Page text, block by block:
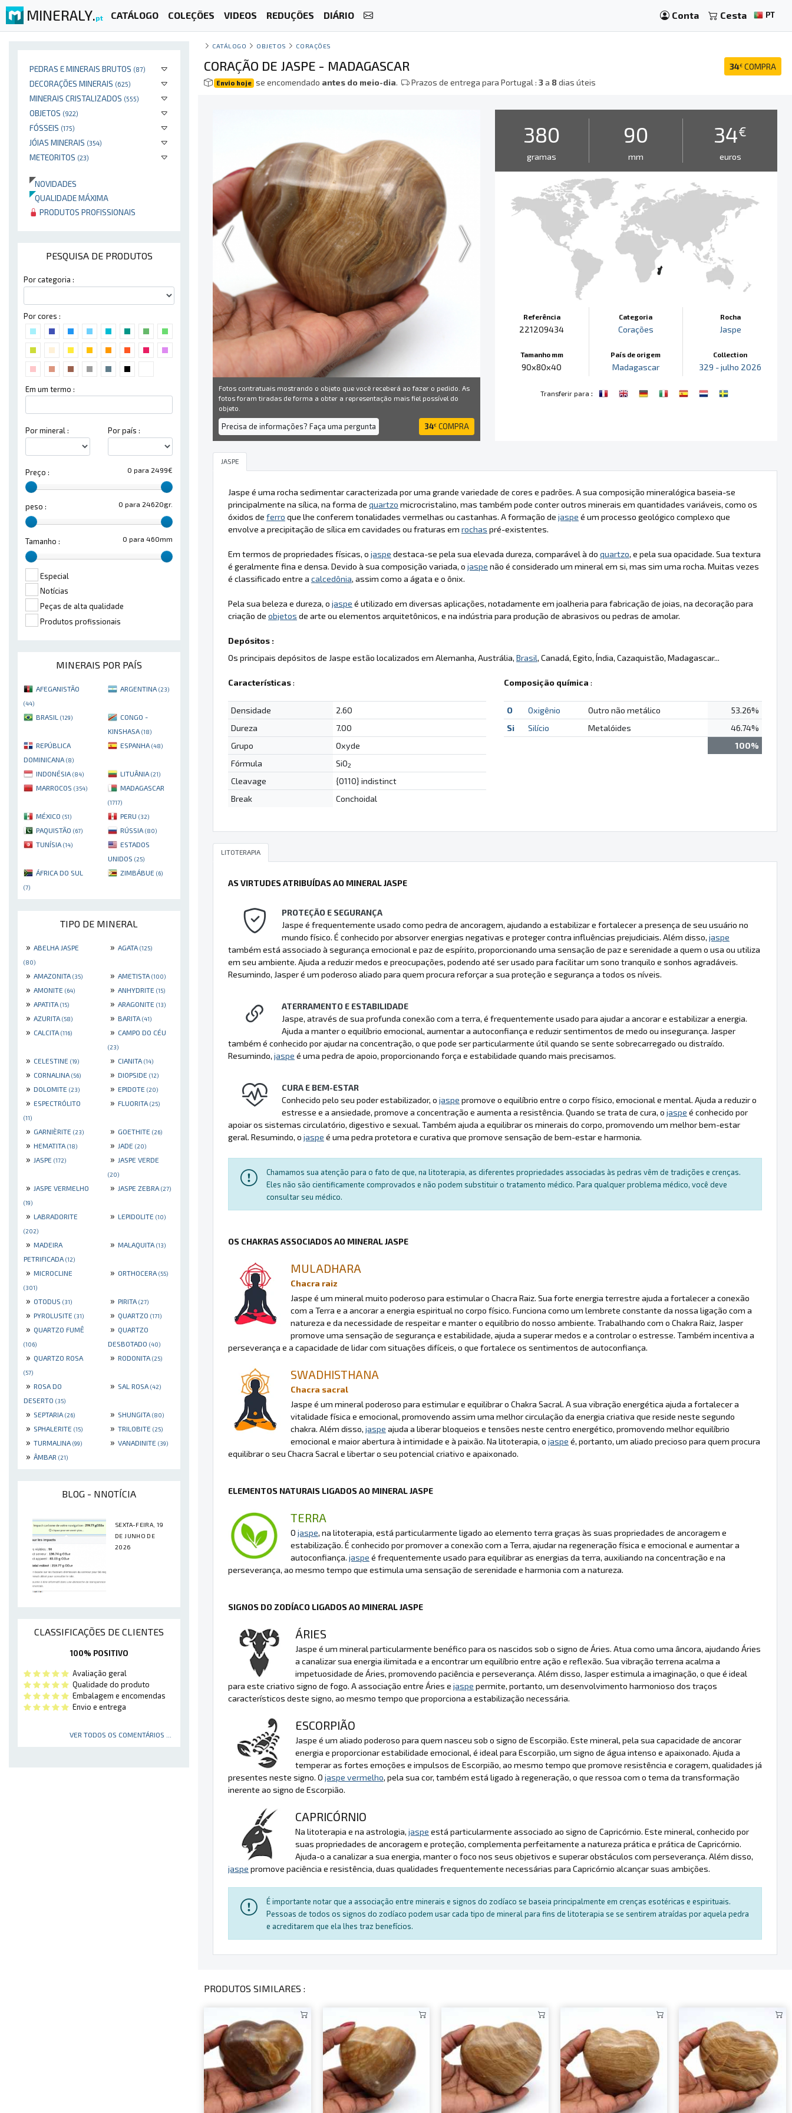
MINERALY.pt CATÁLOGO COLEÇÕES VIDEOS REDUÇÕES DIÁRIO Conta Cesta PT
PEDRAS E MINERAIS BRUTOS (87)
DECORAÇÕES MINERAIS (625)
MINERAIS CRISTALIZADOS (555)
OBJETOS (922)
FÓSSEIS (175)
JÓIAS MINERAIS (354)
METEORITOS (23)
NOVIDADES
QUALIDADE MÁXIMA
PRODUTOS PROFISSIONAIS
PESQUISA DE PRODUTOS
Por categoria :
Por cores :
Em um termo :
Por mineral : Por país :
0 para 2499€
Preço :
0 para 24620gr.
peso :
0 para 460mm
Tamanho :
Especial
Notícias
Peças de alta qualidade
Produtos profissionais
MINERAIS POR PAÍS
AFEGANISTÃO
(44)
ARGENTINA (23)
BRASIL (129)
CONGO -
KINSHASA (18)
REPÚBLICA
DOMINICANA (8)
ESPANHA (48)
INDONÉSIA (84) LITUÂNIA (21)
MARROCOS (354) MADAGASCAR
(1717)
MÉXICO (51) PERU (32)
PAQUISTÃO (67) RÚSSIA (80)
TUNÍSIA (14)
ESTADOS
UNIDOS (25)
ÁFRICA DO SUL
(7)
ZIMBÁBUE (6)
TIPO DE MINERAL
» ABELHA JASPE
(80)
» AGATA (125)
» AMAZONITA (35) » AMETISTA (100)
» AMONITE (64) » ANHYDRITE (15)
» APATITA (15) » ARAGONITE (13)
» AZURITA (58) » BARITA (41)
» CALCITA (116) » CAMPO DO CÉU
(23)
» CELESTINE (19) » CIANITA (14)
» CORNALINA (56) » DIOPSIDE (12)
» DOLOMITE (23) » EPIDOTE (20)
» ESPECTRÓLITO
(11)
» FLUORITA (25)
» GARNIÈRITE (23) » GOETHITE (26)
» HEMATITA (18) » JADE (20)
» JASPE (172) » JASPE VERDE
(20)
» JASPE VERMELHO
(19)
» JASPE ZEBRA (27)
» LABRADORITE
(202)
» LEPIDOLITE (10)
» MADEIRA
PETRIFICADA (12)
» MALAQUITA (13)
» MICROCLINE
(301)
» ORTHOCERA (55)
» OTODUS (31) » PIRITA (27)
» PYROLUSITE (31) » QUARTZO (171)
» QUARTZO FUMÊ
(106)
» QUARTZO
DESBOTADO (40)
» QUARTZO ROSA
(57)
» RODONITA (25)
» ROSA DO
DESERTO (35)
» SAL ROSA (42)
» SEPTARIA (26) » SHUNGITA (80)
» SPHALERITE (15) » TRILOBITE (25)
» TURMALINA (99) » VANADINITE (39)
» ÂMBAR (21)
BLOG - NNOTÍCIA
SEXTA-FEIRA, 19
DE JUNHO DE
2026
CLASSIFICAÇÕES DE CLIENTES
100% POSITIVO
Avaliação geral
Qualidade do produto
Embalagem e encomendas
Envio e entrega
VER TODOS OS COMENTÁRIOS ...
CATÁLOGO OBJETOS CORAÇÕES
34€ COMPRA
CORAÇÃO DE JASPE - MADAGASCAR
Envio hoje se encomendado antes do meio-dia. Prazos de entrega para Portugal :3a 8dias úteis
Fotos contratuais mostrando o objeto que você receberá ao fazer o pedido. As
fotos foram tiradas de forma a obter a representação mais fiel possível do
objeto.
Precisa de informações? Faça uma pergunta 34€ COMPRA
380
gramas
90
mm
34€
euros
Referência
221209434
Tamanho mm
90x80x40
Categoria
Corações
País de origem
Madagascar
Rocha
Jaspe
Collection
329 - julho 2026
Transferir para :
JASPE
Jaspe é uma rocha sedimentar caracterizada por uma grande variedade de cores e padrões. A sua composição mineralógica baseia-se
principalmente na sílica, na forma de quartzo microcristalino, mas também pode conter outros minerais em quantidades variáveis, como os
óxidos de ferro que lhe conferem tonalidades vermelhas ou castanhas. A formação de jaspe é um processo geológico complexo que
envolve a precipitação de sílica em cavidades ou fraturas em rochas pré-existentes.
Em termos de propriedades físicas, o jaspe destaca-se pela sua elevada dureza, comparável à do quartzo, e pela sua opacidade. Sua textura
é geralmente fina e densa. Devido à sua composição variada, o jaspe não é considerado um mineral em si, mas sim uma rocha. Muitas vezes
é classificado entre a calcedônia, assim como a ágata e o ônix.
Pela sua beleza e dureza, o jaspe é utilizado em diversas aplicações, notadamente em joalheria para fabricação de joias, na decoração para
criação de objetos de arte ou elementos arquitetônicos, e na indústria para produção de abrasivos ou pedras de amolar.
Depósitos :
Os principais depósitos de Jaspe estão localizados em Alemanha, Austrália, Brasil, Canadá, Egito, Índia, Cazaquistão, Madagascar...
Características:
Densidade
2.60
Dureza
7.00
Grupo
Oxyde
Fórmula
SiO2
Cleavage
{0110} indistinct
Break
Conchoidal
Composição química :
O Oxigênio Outro não metálico
53.26%
Si
Silício Metalóides
46.74%
100%
LITOTERAPIA
AS VIRTUDES ATRIBUÍDAS AO MINERAL JASPE
PROTEÇÃO E SEGURANÇA
Jaspe é frequentemente usado como pedra de ancoragem, ajudando a estabilizar e fortalecer a presença de seu usuário no
mundo físico. É conhecido por absorver energias negativas e proteger contra influências prejudiciais. Além disso, jaspe
também está associado à segurança emocional e paz de espírito, proporcionando uma sensação de paz e serenidade a quem o usa ou utiliza
em seu ambiente. Ajuda a reduzir medos e preocupações, podendo até ser usado para facilitar um sono tranquilo e sonhos agradáveis.
Resumindo, Jasper é um poderoso aliado para quem procura reforçar a sua proteção e segurança a todos os níveis.
ATERRAMENTO E ESTABILIDADE
Jaspe, através de sua profunda conexão com a terra, é frequentemente usado para ajudar a ancorar e estabilizar a energia.
Ajuda a manter o equilíbrio emocional, aumentar a autoconfiança e reduzir sentimentos de medo ou insegurança. Jasper
também é conhecido por ajudar na concentração, o que pode ser particularmente útil quando se sente sobrecarregado ou distraído.
Resumindo, jaspe é uma pedra de apoio, proporcionando força e estabilidade quando mais precisamos.
CURA E BEM-ESTAR
Conhecido pelo seu poder estabilizador, o jaspe promove o equilíbrio entre o corpo físico, emocional e mental. Ajuda a reduzir o
estresse e a ansiedade, promove a concentração e aumenta a resistência. Quando se trata de cura, o jaspe é conhecido por
apoiar os sistemas circulatório, digestivo e sexual. Também ajuda a equilibrar os minerais do corpo, promovendo um melhor bem-estar
geral. Resumindo, o jaspe é uma pedra protetora e curativa que promove sensação de bem-estar e harmonia.
Chamamos sua atenção para o fato de que, na litoterapia, as diferentes propriedades associadas às pedras vêm de tradições e crenças.
Eles não são cientificamente comprovados e não podem substituir o tratamento médico. Para qualquer problema médico, você deve
consultar seu médico.
OS CHAKRAS ASSOCIADOS AO MINERAL JASPE
MULADHARA
Chacra raiz
Jaspe é um mineral muito poderoso para estimular o Chacra Raiz. Sua forte energia terrestre ajuda a fortalecer a conexão
com a Terra e a ancorar a energia espiritual no corpo físico. Funciona como um lembrete constante da nossa ligação com a
natureza e da necessidade de respeitar e manter o equilíbrio do nosso ambiente. Trabalhando com o Chakra Raiz, Jasper
promove uma sensação de segurança e estabilidade, ajuda a superar medos e a controlar o estresse. Também incentiva a
perseverança e a capacidade de lidar com situações difíceis, o que fortalece os sentimentos de autoconfiança.
SWADHISTHANA
Chacra sacral
Jaspe é um mineral poderoso para estimular e equilibrar o Chakra Sacral. A sua vibração energética ajuda a fortalecer a
vitalidade física e emocional, promovendo assim uma melhor circulação da energia criativa que reside neste segundo
chakra. Além disso, jaspe ajuda a liberar bloqueios e tensões neste centro energético, promovendo melhor equilíbrio
emocional e maior abertura à intimidade e à paixão. Na litoterapia, o jaspe é, portanto, um aliado precioso para quem procura
equilibrar o seu Chacra Sacral e libertar o seu potencial criativo e apaixonado.
ELEMENTOS NATURAIS LIGADOS AO MINERAL JASPE
TERRA
O jaspe, na litoterapia, está particularmente ligado ao elemento terra graças às suas propriedades de ancoragem e
estabilização. É conhecido por promover a conexão com a Terra, ajudar na regeneração física e emocional e aumentar a
autoconfiança. jaspe é frequentemente usado para equilibrar as energias da terra, auxiliando na concentração e na
perseverança, ao mesmo tempo que estimula uma sensação de serenidade e harmonia com a natureza.
SIGNOS DO ZODÍACO LIGADOS AO MINERAL JASPE
ÁRIES
Jaspe é um mineral particularmente benéfico para os nascidos sob o signo de Áries. Atua como uma âncora, ajudando Áries
a canalizar sua energia ilimitada e a encontrar um equilíbrio entre ação e reflexão. Sua vibração terrena acalma a
impetuosidade de Áries, promovendo paciência e perseverança. Além disso, Jasper estimula a imaginação, o que é ideal
para este criativo signo de fogo. A associação entre Áries e jaspe permite, portanto, um desenvolvimento harmonioso dos traços
característicos deste signo, ao mesmo tempo que proporciona a estabilização necessária.
ESCORPIÃO
Jaspe é um aliado poderoso para quem nasceu sob o signo de Escorpião. Este mineral, pela sua capacidade de ancorar
energia e proporcionar estabilidade emocional, é ideal para Escorpião, um signo de água intenso e apaixonado. Ajuda a
temperar as fortes emoções e impulsos de Escorpião, ao mesmo tempo que promove resistência e coragem, qualidades já
presentes neste signo. O jaspe vermelho, pela sua cor, também está ligado à regeneração, o que ressoa com o tema da transformação
inerente ao signo de Escorpião.
CAPRICÓRNIO
Na litoterapia e na astrologia, jaspe está particularmente associado ao signo de Capricórnio. Este mineral, conhecido por
suas propriedades de ancoragem e proteção, complementa perfeitamente a natureza prática e prática de Capricórnio.
Ajuda-o a canalizar a sua energia, manter o foco nos seus objetivos e superar obstáculos com perseverança. Além disso,
jaspe promove paciência e resistência, duas qualidades frequentemente necessárias para Capricórnio alcançar suas ambições.
É importante notar que a associação entre minerais e signos do zodíaco se baseia principalmente em crenças esotéricas e espirituais.
Pessoas de todos os signos do zodíaco podem usar cada tipo de mineral para fins de litoterapia se se sentirem atraídas por aquela pedra
e acreditarem que ela lhes traz benefícios.
PRODUTOS SIMILARES :